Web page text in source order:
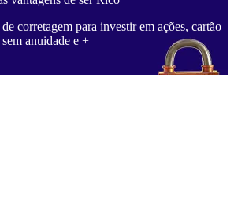
corretagem para investir em ações, cartão
anuidade e +